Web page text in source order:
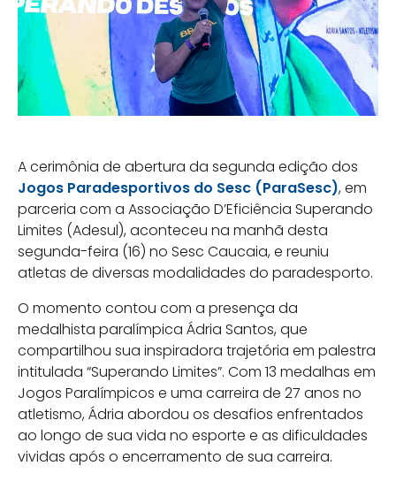
A cerimônia de abertura da segunda edição dos
Jogos Paradesportivos do Sesc (ParaSesc), em
parceria com a Associação D’Eficiência Superando
Limites (Adesul), aconteceu na manhã desta
segunda-feira (16) no Sesc Caucaia, e reuniu
atletas de diversas modalidades do paradesporto.
O momento contou com a presença da
medalhista paralímpica Ádria Santos, que
compartilhou sua inspiradora trajetória em palestra
intitulada “Superando Limites”. Com 13 medalhas em
Jogos Paralímpicos e uma carreira de 27 anos no
atletismo, Ádria abordou os desafios enfrentados
ao longo de sua vida no esporte e as dificuldades
vividas após o encerramento de sua carreira.